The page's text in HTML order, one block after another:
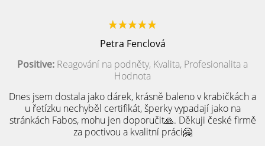
Petra Fenclová
Positive: Reagování na podněty, Kvalita, Profesionalita a
Hodnota
Dnes jsem dostala jako dárek, krásně baleno v krabičkách a
u řetízku nechyběl certifikát, šperky vypadají jako na
stránkách Fabos, mohu jen doporučit🙏. Děkuji české firmě
za poctivou a kvalitní práci🤗